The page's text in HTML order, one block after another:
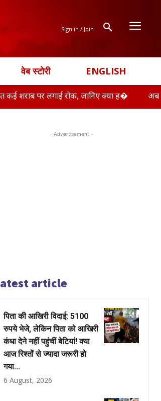
Sign in / Join
वेब स्टोरी ENGLISH
रोक, जानिए क्या ह� अब बैंक रिकॉर्ड
- Advertisement -
article
पिता की आखिरी विदाई: 5100
रुपये भेजे, लेकिन पिता को आखिरी
कंधा देने नहीं पहुंचीं बेटियां! क्या
आज रिश्तों से ज्यादा जरूरी हो
गया...
6 August, 2026